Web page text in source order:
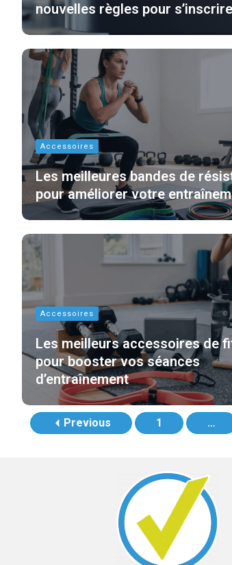
nouvelles règles pour
Accessoires
Les meilleures bandes de
pour améliorer votre
Accessoires
Les meilleurs accessoires de
pour booster vos séances
d’entraînement
Previous 1 …